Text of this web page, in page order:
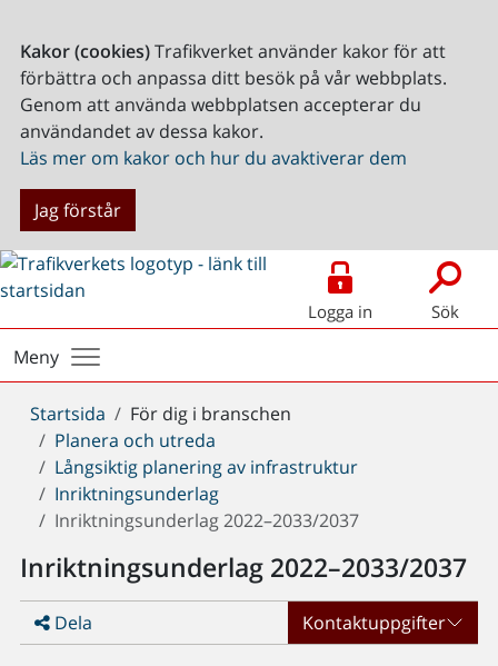
Kakor (cookies)Trafikverket använder kakor för att
förbättra och anpassa ditt besök på vår webbplats.
Genom att använda webbplatsen accepterar du
användandet av dessa kakor.
Läs mer om kakor och hur du avaktiverar dem
Jag förstår
Logga in Sök
Meny
Du
är
här:
Startsida
För dig i branschen
Planera och utreda
Långsiktig planering av infrastruktur
Inriktningsunderlag
Inriktningsunderlag 2022–2033/2037
Inriktningsunderlag 2022–2033/2037
Dela Kontaktuppgifter